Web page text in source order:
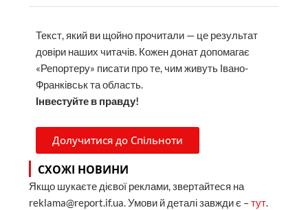
Текст, який ви щойно прочитали — це результат
довіри наших читачів. Кожен донат допомагає
«Репортеру» писати про те, чим живуть Івано-
Франківськ та область.
Інвестуйте в правду!
Долучитися до Спільноти
СХОЖІ НОВИНИ
Якщо шукаєте дієвої реклами, звертайтеся на
reklama@report.if.ua. Умови й деталі завжди є –тут.